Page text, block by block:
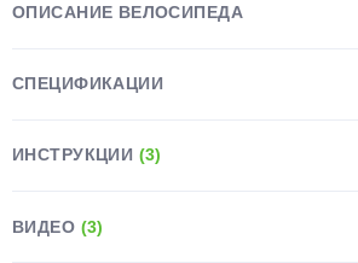
ОПИСАНИЕ ВЕЛОСИПЕДА
СПЕЦИФИКАЦИИ
ИНСТРУКЦИИ (3)
ВИДЕО (3)